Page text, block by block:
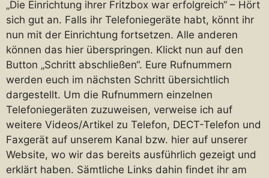
„Die Einrichtung ihrer Fritzbox war erfolgreich“ – Hört
sich gut an. Falls ihr Telefoniegeräte habt, könnt ihr
nun mit der Einrichtung fortsetzen. Alle anderen
können das hier überspringen. Klickt nun auf den
Button „Schritt abschließen“. Eure Rufnummern
werden euch im nächsten Schritt übersichtlich
dargestellt. Um die Rufnummern einzelnen
Telefoniegeräten zuzuweisen, verweise ich auf
weitere Videos/Artikel zu Telefon, DECT-Telefon und
Faxgerät auf unserem Kanal bzw. hier auf unserer
Website, wo wir das bereits ausführlich gezeigt und
erklärt haben. Sämtliche Links dahin findet ihr am